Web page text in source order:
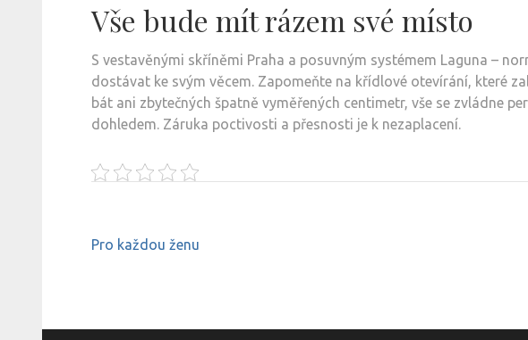
Vše bude mít rázem své místo
S vestavěnými skříněmi Praha a posuvným systémem Laguna –
dostávat ke svým věcem. Zapomeňte na křídlové otevírání, které
bát ani zbytečných špatně vyměřených centimetr, vše se zvládne
dohledem. Záruka poctivosti a přesnosti je k nezaplacení.
Navigace
Pro každou ženu